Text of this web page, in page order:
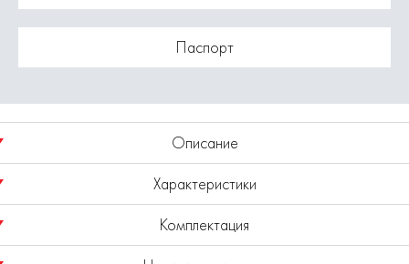
Паспорт
Описание
Сварочная маска (щиток) с автоматическим светофильтром,
обеспечивающим затемнение от 4 до 13 DIN, с плавной
регулировкой, предназначена для защиты органов зрения и
Характеристики
Уровень затемнения в темном состоянии, DIN
9-13
Комплектация